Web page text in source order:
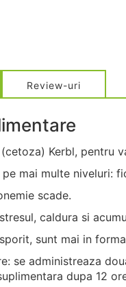
Kerbl, pentru
mai multe niveluri:
scade.
caldura si
sunt mai in
se administreaza
dupa 12
Review-uri